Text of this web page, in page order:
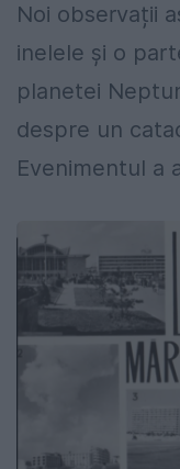
Noi observații
inelele și o
planetei
despre un
Evenimentul a